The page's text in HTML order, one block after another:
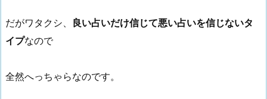
だがワタクシ、 良い占いだけ信じて悪い占いを信じないタ
イプなので
全然へっちゃらなのです。